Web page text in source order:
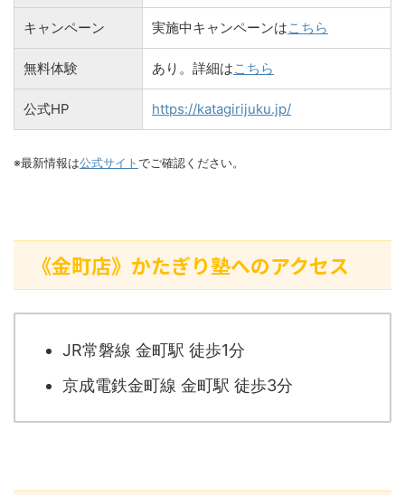
キャンペーン 実施中キャンペーンはこちら
無料体験 あり。詳細はこちら
公式HP https://katagirijuku.jp/
※最新情報は公式サイト でご確認ください。
《金町店》かたぎり塾へのアクセス
JR常磐線 金町駅 徒歩1分
京成電鉄金町線 金町駅 徒歩3分